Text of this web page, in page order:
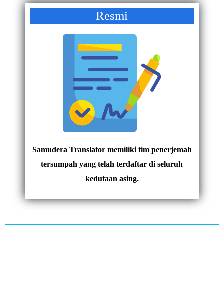
Resmi
Samudera Translator memiliki tim penerjemah
tersumpah yang telah terdaftar di seluruh
kedutaan asing.